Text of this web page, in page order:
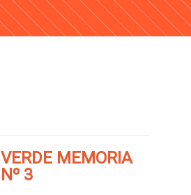
VERDE MEMORIA
Nº 3